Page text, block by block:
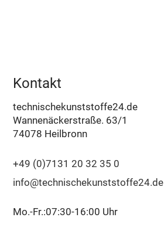
Kontakt
technischekunststoffe24.de
Wannenäckerstraße. 63/1
74078 Heilbronn
+49 (0)7131 20 32 35 0
info@technischekunststoffe24.de
Mo.-Fr.:07:30-16:00 Uhr